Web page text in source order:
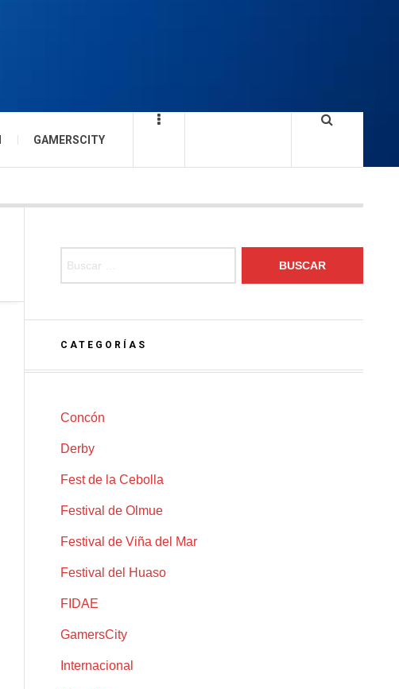
GAMERSCITY
CATEGORÍAS
Concón
Derby
Fest de la Cebolla
Festival de Olmue
Festival de Viña del Mar
Festival del Huaso
FIDAE
GamersCity
Internacional